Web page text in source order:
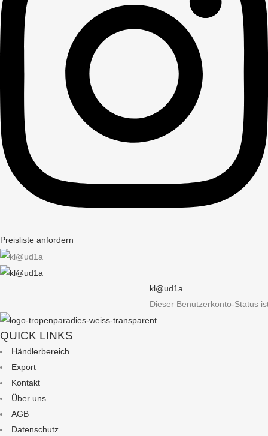
Preisliste anfordern
kl@ud1a
Dieser Benutzerkonto-Status
QUICK LINKS
Händlerbereich
Export
Kontakt
Über uns
AGB
Datenschutz